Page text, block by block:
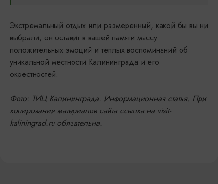
Экстремальный отдых или размеренный, какой бы вы ни
выбрали, он оставит в вашей памяти массу
положительных эмоций и теплых воспоминаний об
уникальной местности Калининграда и его
окрестностей.
Фото: ТИЦ Калининграда. Информационная статья. При
копировании материалов сайта ссылка на visit-
kaliningrad.ru обязательна.